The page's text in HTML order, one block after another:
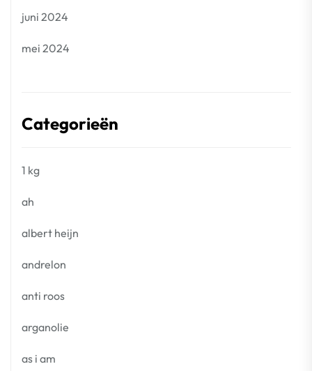
juni 2024
mei 2024
Categorieën
1 kg
ah
albert heijn
andrelon
anti roos
arganolie
as i am